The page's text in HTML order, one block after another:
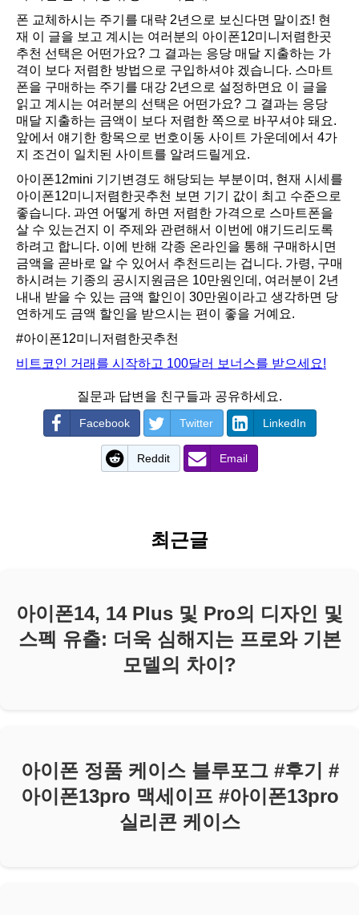
폰 교체하시는 주기를 대략 2년으로 보신다면 말이죠! 현
재 이 글을 보고 계시는 여러분의 아이폰12미니저렴한곳
추천 선택은 어떤가요? 그 결과는 응당 매달 지출하는 가
격이 보다 저렴한 방법으로 구입하셔야 겠습니다. 스마트
폰을 구매하는 주기를 대강 2년으로 설정하면요 이 글을
읽고 계시는 여러분의 선택은 어떤가요? 그 결과는 응당
매달 지출하는 금액이 보다 저렴한 쪽으로 바꾸셔야 돼요.
앞에서 얘기한 항목으로 번호이동 사이트 가운데에서 4가
지 조건이 일치된 사이트를 알려드릴게요.
아이폰12mini 기기변경도 해당되는 부분이며, 현재 시세를
아이폰12미니저렴한곳추천 보면 기기 값이 최고 수준으로
좋습니다. 과연 어떻게 하면 저렴한 가격으로 스마트폰을
살 수 있는건지 이 주제와 관련해서 이번에 얘기드리도록
하려고 합니다. 이에 반해 각종 온라인을 통해 구매하시면
금액을 곧바로 알 수 있어서 추천드리는 겁니다. 가령, 구매
하시려는 기종의 공시지원금은 10만원인데, 여러분이 2년
내내 받을 수 있는 금액 할인이 30만원이라고 생각하면 당
연하게도 금액 할인을 받으시는 편이 좋을 거예요.
#아이폰12미니저렴한곳추천
비트코인 거래를 시작하고 100달러 보너스를 받으세요!
질문과 답변을 친구들과 공유하세요.
Facebook Twitter LinkedIn
Reddit Email
최근글
아이폰14, 14 Plus 및 Pro의 디자인 및
스펙 유출: 더욱 심해지는 프로와 기본
모델의 차이?
아이폰 정품 케이스 블루포그 #후기 #
아이폰13pro 맥세이프 #아이폰13pro
실리콘 케이스